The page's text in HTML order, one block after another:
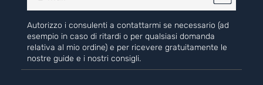
Autorizzo i consulenti a contattarmi se necessario (ad
esempio in caso di ritardi o per qualsiasi domanda
relativa al mio ordine) e per ricevere gratuitamente le
nostre guide e i nostri consigli.